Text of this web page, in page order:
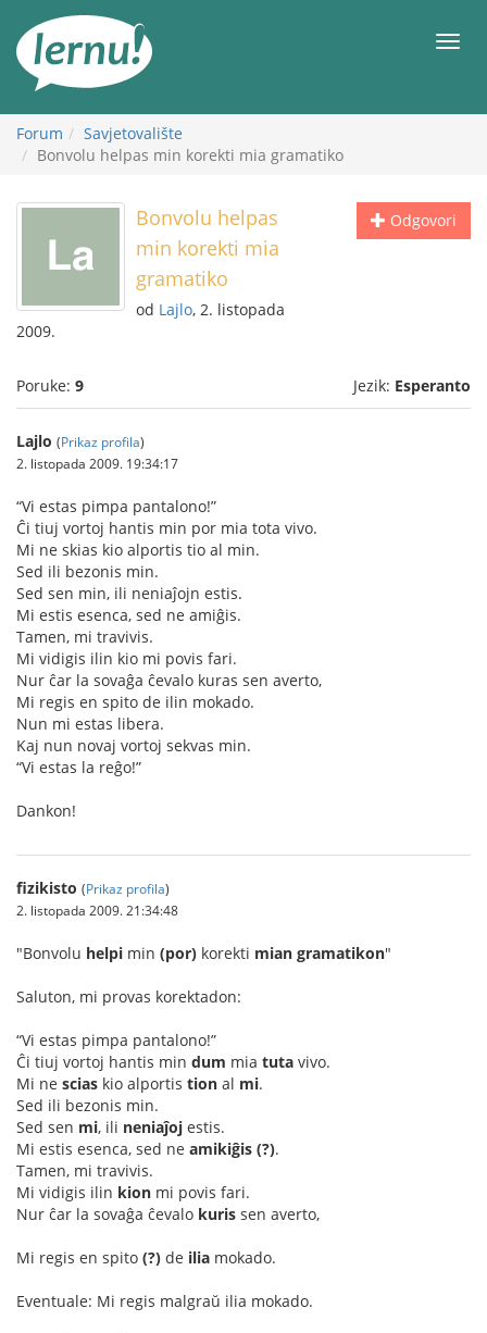
Meni
Forum
Savjetovalište
Bonvolu helpas min korekti mia gramatiko
Odgovori
Bonvolu helpas
min korekti mia
gramatiko
od Lajlo, 2. listopada
2009.
Poruke: 9 Jezik: Esperanto
Lajlo (Prikaz profila)
2. listopada 2009. 19:34:17
“Vi estas pimpa pantalono!”
Ĉi tiuj vortoj hantis min por mia tota vivo.
Mi ne skias kio alportis tio al min.
Sed ili bezonis min.
Sed sen min, ili neniaĵojn estis.
Mi estis esenca, sed ne amiĝis.
Tamen, mi travivis.
Mi vidigis ilin kio mi povis fari.
Nur ĉar la sovaĝa ĉevalo kuras sen averto,
Mi regis en spito de ilin mokado.
Nun mi estas libera.
Kaj nun novaj vortoj sekvas min.
“Vi estas la reĝo!”
Dankon!
fizikisto (Prikaz profila)
2. listopada 2009. 21:34:48
"Bonvolu helpi min (por) korekti mian gramatikon"
Saluton, mi provas korektadon:
“Vi estas pimpa pantalono!”
Ĉi tiuj vortoj hantis min dum mia tuta vivo.
Mi ne scias kio alportis tion al mi.
Sed ili bezonis min.
Sed sen mi, ili neniaĵoj estis.
Mi estis esenca, sed ne amikiĝis (?).
Tamen, mi travivis.
Mi vidigis ilin kion mi povis fari.
Nur ĉar la sovaĝa ĉevalo kuris sen averto,
Mi regis en spito (?) de ilia mokado.
Eventuale: Mi regis malgraŭ ilia mokado.